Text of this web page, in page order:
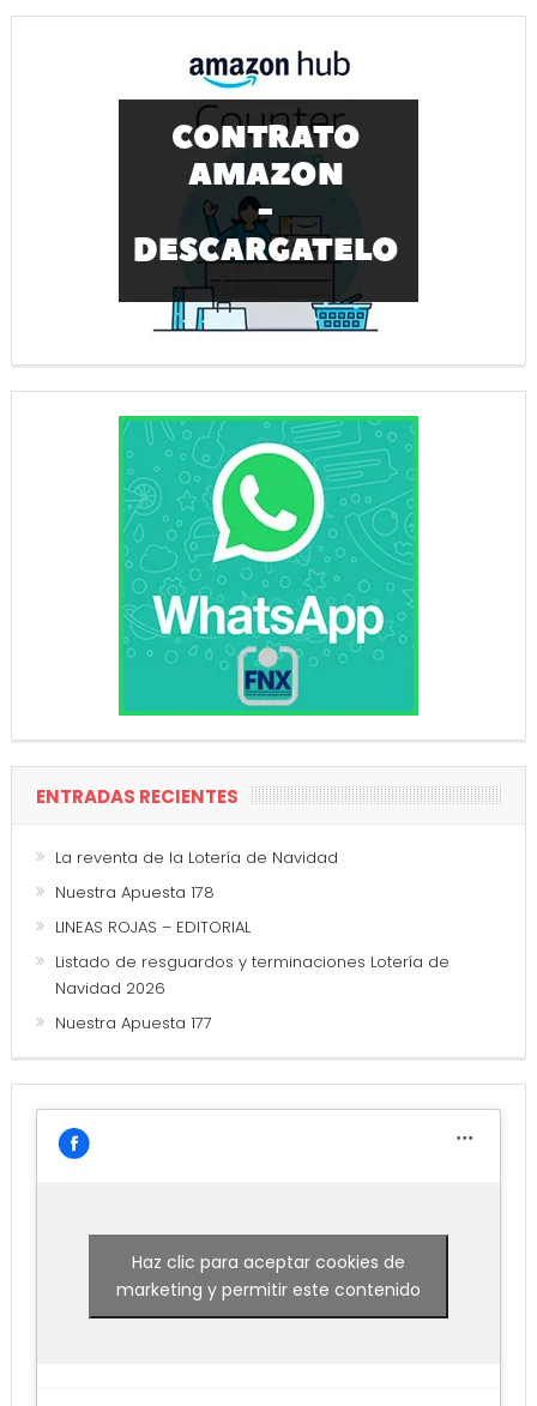
ENTRADAS RECIENTES
La reventa de la Lotería de Navidad
Nuestra Apuesta 178
LINEAS ROJAS – EDITORIAL
Listado de resguardos y terminaciones Lotería de
Navidad 2026
Nuestra Apuesta 177
Haz clic para aceptar cookies de
marketing y permitir este contenido